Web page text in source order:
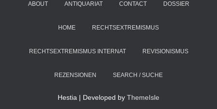
ABOUT ANTIQUARIAT CONTACT DOSSIER
HOME RECHTSEXTREMISMUS
RECHTSEXTREMISMUS INTERNAT REVISIONISMUS
REZENSIONEN SEARCH / SUCHE
Hestia | Developed by ThemeIsle